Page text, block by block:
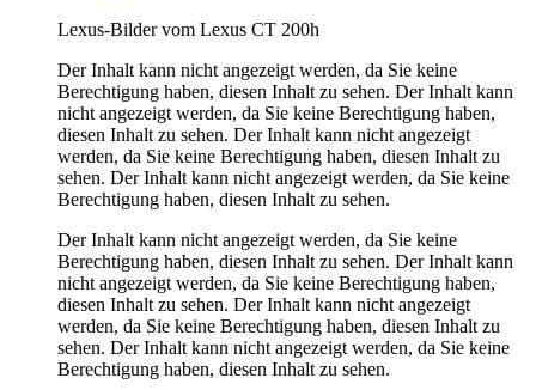
Lexus-Bilder vom Lexus CT 200h
Der Inhalt kann nicht angezeigt werden, da Sie keine
Berechtigung haben, diesen Inhalt zu sehen. Der Inhalt kann
nicht angezeigt werden, da Sie keine Berechtigung haben,
diesen Inhalt zu sehen. Der Inhalt kann nicht angezeigt
werden, da Sie keine Berechtigung haben, diesen Inhalt zu
sehen. Der Inhalt kann nicht angezeigt werden, da Sie keine
Berechtigung haben, diesen Inhalt zu sehen.
Der Inhalt kann nicht angezeigt werden, da Sie keine
Berechtigung haben, diesen Inhalt zu sehen. Der Inhalt kann
nicht angezeigt werden, da Sie keine Berechtigung haben,
diesen Inhalt zu sehen. Der Inhalt kann nicht angezeigt
werden, da Sie keine Berechtigung haben, diesen Inhalt zu
sehen. Der Inhalt kann nicht angezeigt werden, da Sie keine
Berechtigung haben, diesen Inhalt zu sehen.